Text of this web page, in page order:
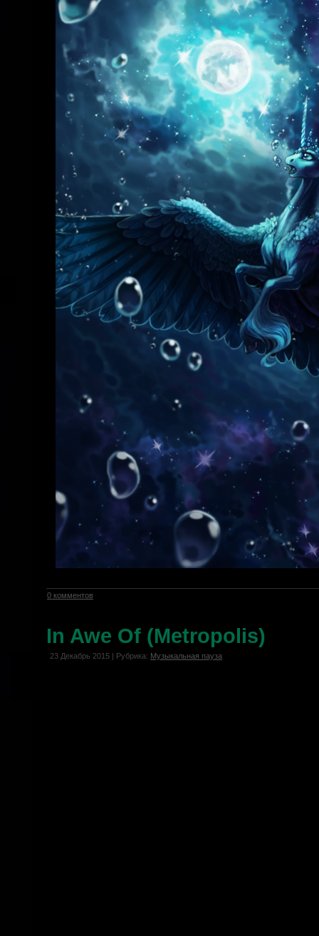
0 комментов
In Awe Of (Metropolis)
23 Декабрь 2015 | Рубрика: Музыкальная пауза